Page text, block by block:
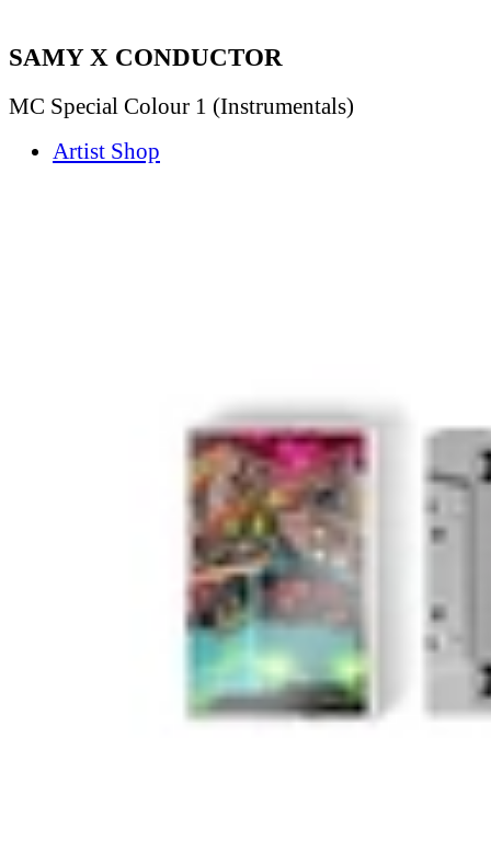
SAMY X CONDUCTOR
MC Special Colour 1 (Instrumentals)
Artist Shop